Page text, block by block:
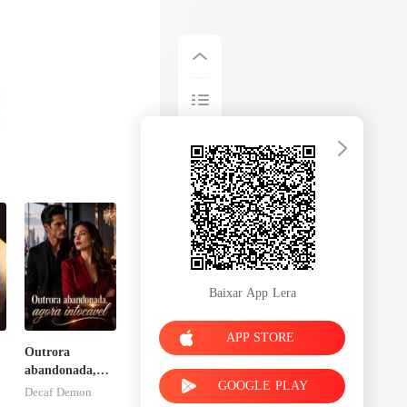
Outrora
abandonada,
agora intocável
Decaf Demon
Baixar App Lera
APP STORE
GOOGLE PLAY